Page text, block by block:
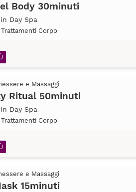
Body 30minuti
Day Spa
Trattamenti Corpo
e Massaggi
Ritual 50minuti
Day Spa
Trattamenti Corpo
e Massaggi
15minuti